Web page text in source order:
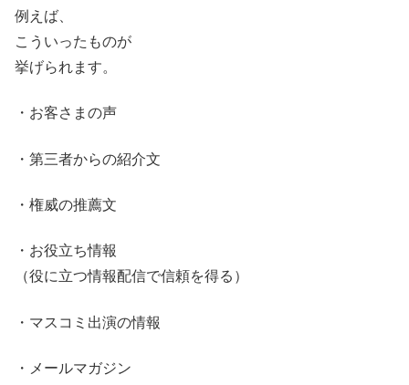
例えば、
こういったものが
挙げられます。
・お客さまの声
・第三者からの紹介文
・権威の推薦文
・お役立ち情報
（役に立つ情報配信で信頼を得る）
・マスコミ出演の情報
・メールマガジン